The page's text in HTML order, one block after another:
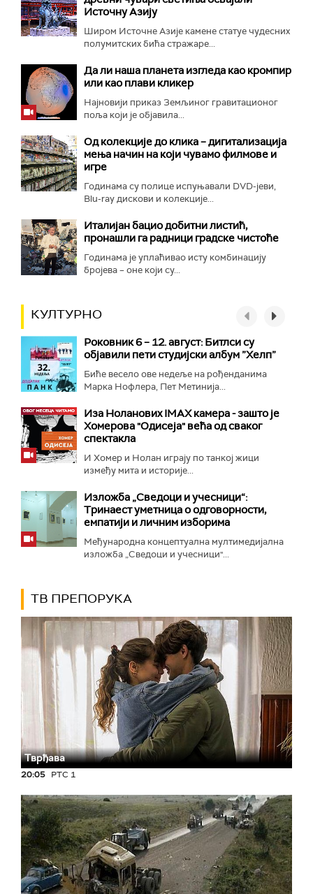
Источну Азију
Широм Источне Азије камене статуе чудесних
полумитских бића стражаре...
Да ли наша планета изгледа као кромпир
или као плави кликер
Најновији приказ Земљиног гравитационог
поља који је објавила...
Од колекције до клика – дигитализација
мења начин на који чувамо филмове и
игре
Годинама су полице испуњавали DVD-јеви,
Blu-ray дискови и колекције...
Италијан бацио добитни листић,
пронашли га радници градске чистоће
Годинама је уплаћивао исту комбинацију
бројева – оне који су...
КУЛТУРНО
Роковник 6 – 12. август: Битлси су
објавили пети студијски албум ”Хелп”
Биће весело ове недеље на рођенданима
Марка Нофлера, Пет Метинија...
Иза Ноланових IMAX камера - зашто је
Хомерова "Одисеја" већа од сваког
спектакла
И Хомер и Нолан играју по танкој жици
између мита и историје...
Изложба „Сведоци и учесници“:
Тринаест уметница о одговорности,
емпатији и личним изборима
Међународна концептуална мултимедијална
изложба „Сведоци и учесници"...
ТВ ПРЕПОРУКА
Тврђава
20:05 РТС 1